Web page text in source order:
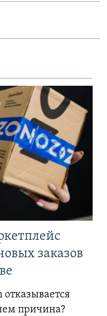
заказов
причина?